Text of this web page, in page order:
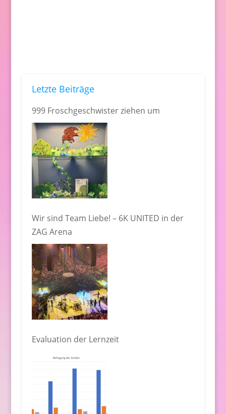
Letzte Beiträge
999 Froschgeschwister ziehen um
Wir sind Team Liebe! – 6K UNITED in der
ZAG Arena
Evaluation der Lernzeit